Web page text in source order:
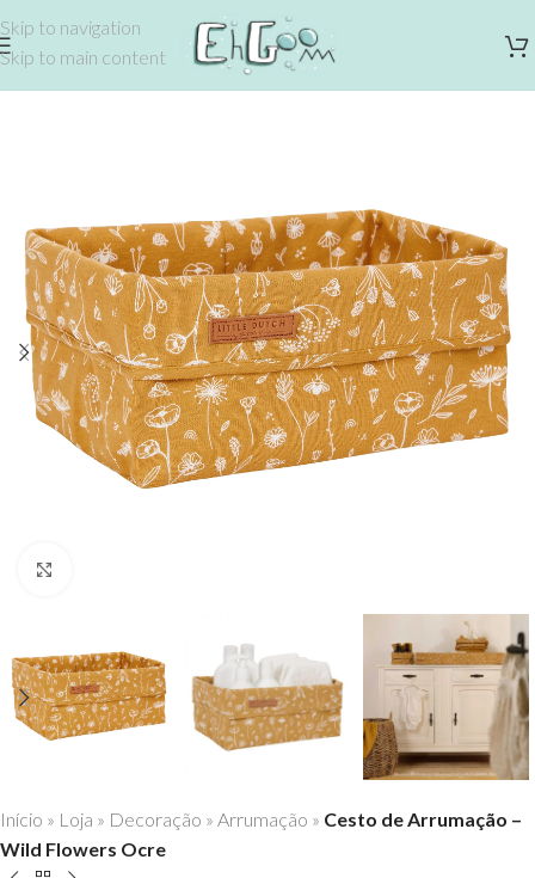
Skip to navigation
Skip to main content
Início » Loja » Decoração » Arrumação » Cesto de Arrumação –
Wild Flowers Ocre